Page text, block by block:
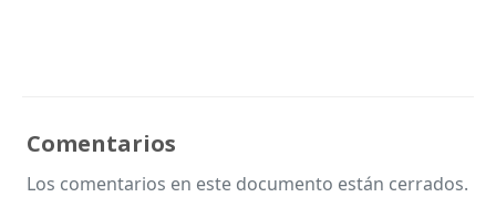
Comentarios
Los comentarios en este documento están cerrados.